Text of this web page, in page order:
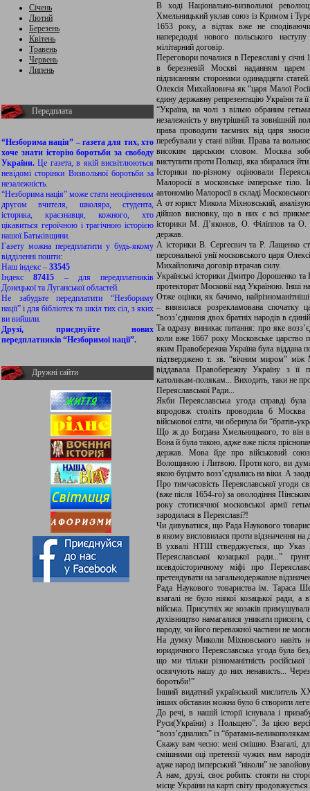
Січень
Лютий
Березень
Квітень
Травень
Червень
Липень
Передплата
“Незборима нація” – газета для тих, хто
хоче знати історію боротьби за свободу
України.Це газета, в якій висвітлюються
невідомі сторінки Визвольної боротьби за
незалежність.
“Незборима нація” може стати неоціненним
другом вчителя, школяра, студента,
історика, краєзнавця, кожного, хто
цікавиться героїчною і трагічною історією
нашої Батьківщини.
Газету можна передплатити у будь-якому
відділенні пошти:
Наш індекс – 33545
Індекс87415 – для передплатників
Донецької та Луганської областей.
Не забудьте передплатити “Незбориму
нації” і для бібліотек та шкіл тих сіл, з яких
ви вийшли.
Друзі, приєднуйте нових
передплатників “Незборимої нації”.
Дружні сайти
В ході Національно-визвольної
Хмельницький уклав союз із Кримом і
1653 року, а відтак вже не
напередодні нового польського
мілітарний договір.
Переговори почалися в Переяславі у
в березневій Москві наданням царем
підписанням сторонами одинадцяти
Олексія Михайловича як “царя Малої
єдину державну репрезентацію України та
“Україна, на чолі з вільно обраним
незалежність у внутрішній та зовнішній
права проводити таємних від царя
перебували у стані війни. Права та
високим царським словом. Москва
виступити проти Польщі, яка збиралася
Історики по-різному оцінювали
Малоросії в московське імперське тіло.
автономію Малоросії в складі Московського
А от юрист Микола Міхновський,
дійшов висновку, що в них є всі
історики М. Д’яконов, О. Філіппов та О.
держав.
А історики В. Сергеєвич та Р. Лащенко
персональної унії московського царя
Михайловича договір втрачав силу.
Українські історики Дмитро Дорошенко та
протекторат Московії над Україною. Інші
Отже оцінки, як бачимо,
– виявилася розрекламована спочатку
“возз’єднання двох братніх народів в
Та одразу виникає питання: про яке
коли вже 1667 року Московське царство
яким Правобережна Україна була віддана
підтверджено т. зв. “вічним миром”
віддавала Правобережну Україну з її
католикам-полякам... Виходить, таки не
Переяславської Ради...
Якби Переяславська угода справді
впродовж століть проводила б Москва
військової еліти, чи обернула би “братів-
Що ж до Богдана Хмельницького, то він
Вона й була такою, адже вже після
держав. Мова йде про військовий
Волощиною і Литвою. Проти кого, ви
якою буцімто возз’єднались на віки. А
Про тимчасовість Переяславської угоди
(вже після 1654-го) за оволодіння
року стотисячної московської армії
зародилася в Переяславі?!
Чи дивуватися, що Рада Наукового
в якому висловилася проти відзначення на
В ухвалі НТШ стверджується, що Указ
Переяславської козацької ради...”
псевдоісторичному міфі про
претендувати на загальнодержавне
Рада Наукового товариства ім. Тараса
взагалі не було ніякої козацької ради,
війська. Присутніх же козаків
духівництво намагалися уникати
народу, чи його переважної частини не
На думку Миколи Міхновського навіть
юридичного Переяславська угода була
що ми тільки різноманітність
освячують нашу до них ненависть...
боротьби!”
Інший видатний український мислитель
інших обставин можна було б створити
До речі, в нашій історії існувала і
Руси(України) з Польщею”. За цією
“возз’єднались” із “братами-
Скажу вам чесно: мені смішно. Взагалі,
смішними оці претензії чужих нам
адже народ імперський “ніколи” не
А нам, друзі, своє робить: стояти на
місце України на карті світу продовжується.